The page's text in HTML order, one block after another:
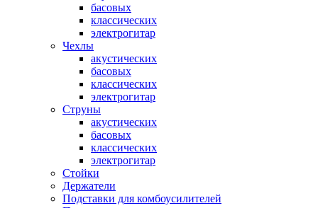
басовых
классических
электрогитар
Чехлы
акустических
басовых
классических
электрогитар
Струны
акустических
басовых
классических
электрогитар
Стойки
Держатели
Подставки для комбоусилителей